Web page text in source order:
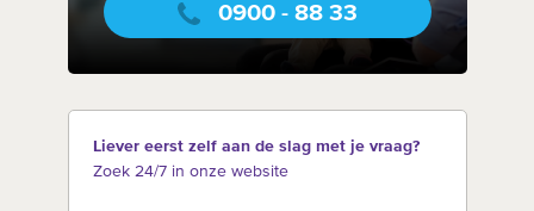
0900 - 88 33
Liever eerst zelf aan de slag met je vraag?
Zoek 24/7 in onze website